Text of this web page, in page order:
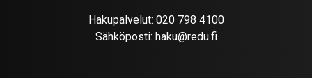
Hakupalvelut: 020 798 4100
Sähköposti: haku@redu.fi